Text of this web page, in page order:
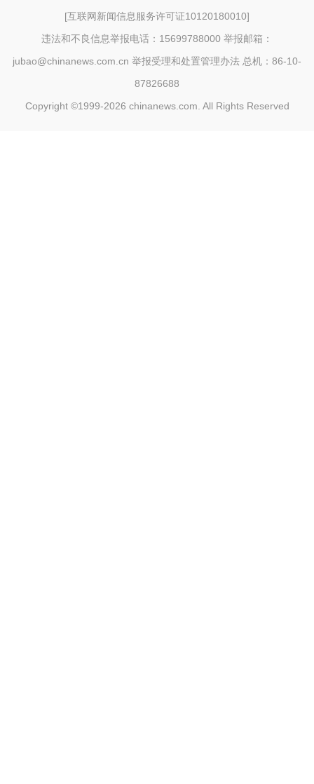
[互联网新闻信息服务许可证10120180010]
违法和不良信息举报电话：15699788000 举报邮箱：
jubao@chinanews.com.cn 举报受理和处置管理办法 总机：86-10-
87826688
Copyright ©1999-2026 chinanews.com. All Rights Reserved